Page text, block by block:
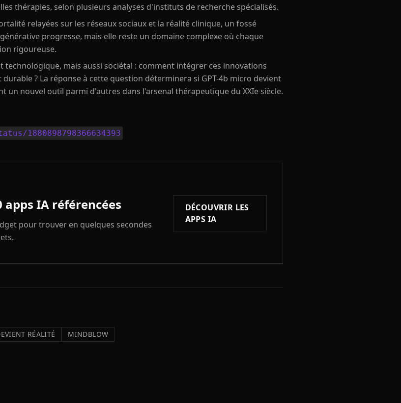
thérapies, selon plusieurs analyses d'instituts de recherche spécialisés.
relayées sur les réseaux sociaux et la réalité clinique, un fossé
progresse, mais elle reste un domaine complexe où chaque
rigoureuse.
technologique, mais aussi sociétal : comment intégrer ces innovations
? La réponse à cette question déterminera si GPT-4b micro devient
un nouvel outil parmi d'autres dans l'arsenal thérapeutique du XXIe siècle.
1880898798366634393
apps IA référencées
pour trouver en quelques secondes
DÉCOUVRIR LES
APPS IA
RÉALITÉ MINDBLOW